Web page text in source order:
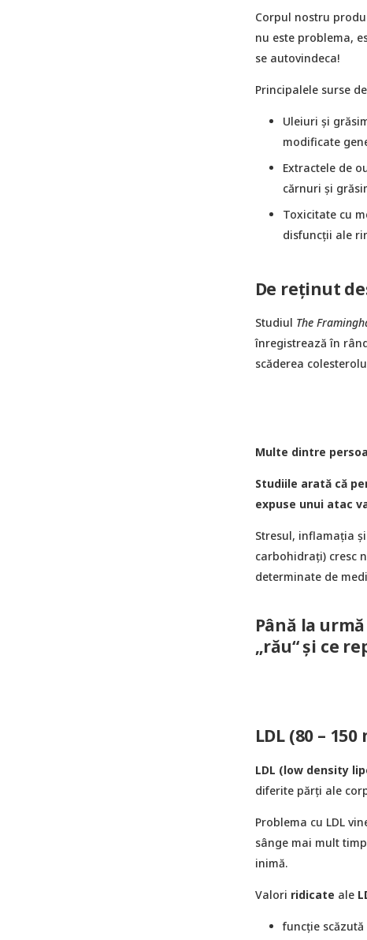
Corpul nostru
nu este problema,
se autovindeca!
Principalele surse
Uleiuri și
modificate
Extractele de
cărnuri și
Toxicitate cu
disfuncții ale
De reținut
Studiul The
înregistrează în
scăderea
Multe dintre
Studiile arată că
expuse unui atac
Stresul, inflamația
carbohidrați) cresc
determinate de
Până la
„rău“ și ce
LDL (80 –
LDL (low density
diferite părţi ale
Problema cu LDL
sânge mai mult
inimă.
Valori ridicate ale
funcție